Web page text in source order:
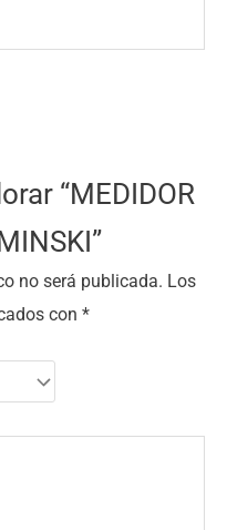
“MEDIDOR
no será publicada. Los
con *